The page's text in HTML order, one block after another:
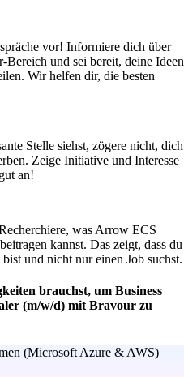
vor! Informiere dich über
Bereich und sei bereit, deine Ideen
Wir helfen dir, die besten
Stelle siehst, zögere nicht, dich
Zeige Initiative und Interesse
an!
was Arrow ECS
kannst. Das zeigt, dass du
und nicht nur einen Job suchst.
brauchst, um Business
(m/w/d) mit Bravour zu
(Microsoft Azure & AWS)